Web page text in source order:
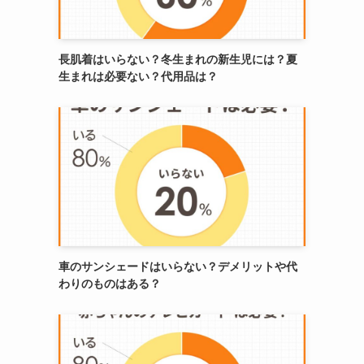
長肌着はいらない？冬生まれの新生児には？夏
生まれは必要ない？代用品は？
車のサンシェードはいらない？デメリットや代
わりのものはある？